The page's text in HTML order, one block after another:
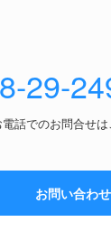
29-
話でのお問合せは
お問い合わせ